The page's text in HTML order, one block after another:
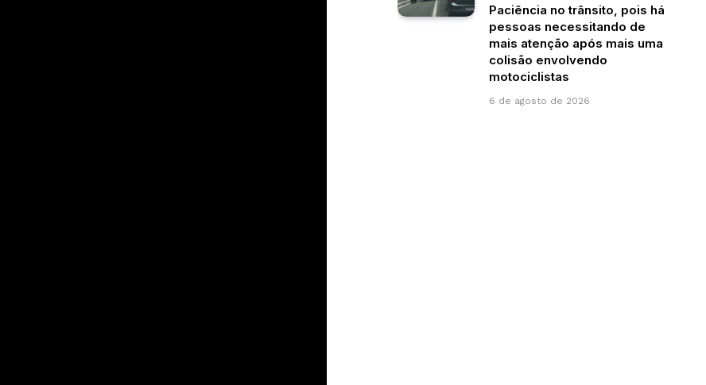
Paciência no trânsito, pois há
pessoas necessitando de
mais atenção após mais uma
colisão envolvendo
motociclistas
6 de agosto de 2026